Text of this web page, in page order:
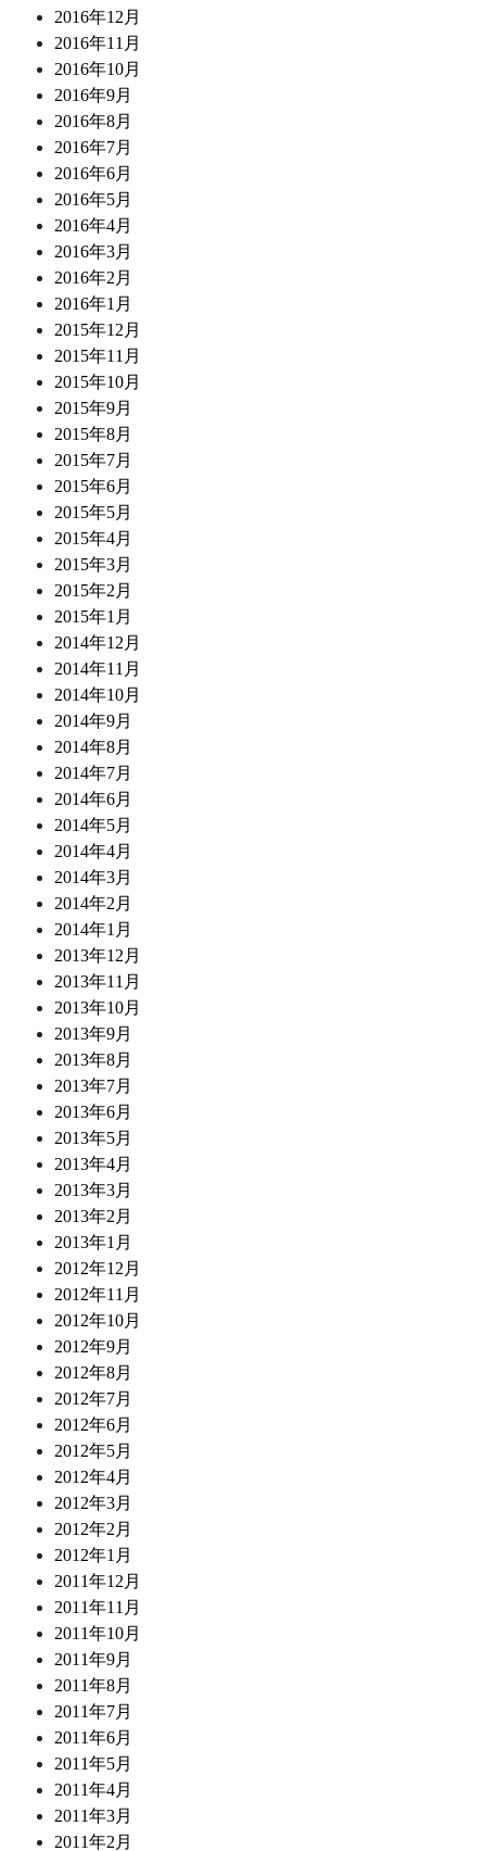
2016年12月
2016年11月
2016年10月
2016年9月
2016年8月
2016年7月
2016年6月
2016年5月
2016年4月
2016年3月
2016年2月
2016年1月
2015年12月
2015年11月
2015年10月
2015年9月
2015年8月
2015年7月
2015年6月
2015年5月
2015年4月
2015年3月
2015年2月
2015年1月
2014年12月
2014年11月
2014年10月
2014年9月
2014年8月
2014年7月
2014年6月
2014年5月
2014年4月
2014年3月
2014年2月
2014年1月
2013年12月
2013年11月
2013年10月
2013年9月
2013年8月
2013年7月
2013年6月
2013年5月
2013年4月
2013年3月
2013年2月
2013年1月
2012年12月
2012年11月
2012年10月
2012年9月
2012年8月
2012年7月
2012年6月
2012年5月
2012年4月
2012年3月
2012年2月
2012年1月
2011年12月
2011年11月
2011年10月
2011年9月
2011年8月
2011年7月
2011年6月
2011年5月
2011年4月
2011年3月
2011年2月